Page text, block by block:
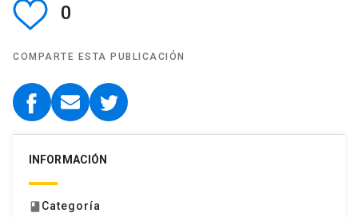
0
COMPARTE ESTA PUBLICACIÓN
INFORMACIÓN
book Categoría